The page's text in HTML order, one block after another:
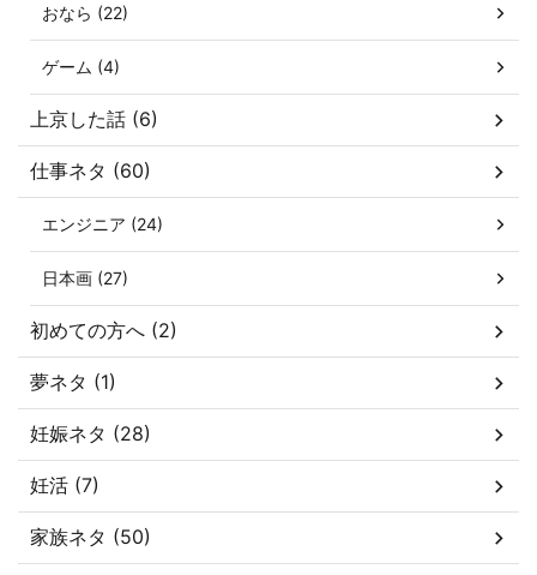
おなら (22)
ゲーム (4)
上京した話 (6)
仕事ネタ (60)
エンジニア (24)
日本画 (27)
初めての方へ (2)
夢ネタ (1)
妊娠ネタ (28)
妊活 (7)
家族ネタ (50)